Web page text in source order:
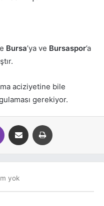
Bursa’ya ve Bursaspor’a
aciziyetine bile
gerekiyor.
Viber E-posta ile paylaş
yok